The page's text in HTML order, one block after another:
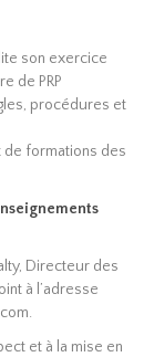
son exercice
de PRP
procédures et
de formations des
Directeur des
à l’adresse
et à la mise en